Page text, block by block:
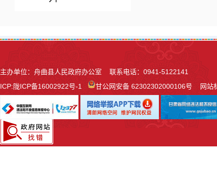
主办单位：舟曲县人民政府办公室 联系电话：0941-5122141
ICP:陇ICP备16002922号-1 甘公网安备 62302302000106号网站